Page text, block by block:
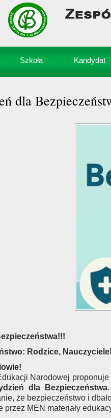
Szkoła Kandydat
dla
Rodzice, Nauczyciele!
Narodowej proponuje
dla Bezpieczeństwa
że bezpieczeństwo i
przez MEN materiały